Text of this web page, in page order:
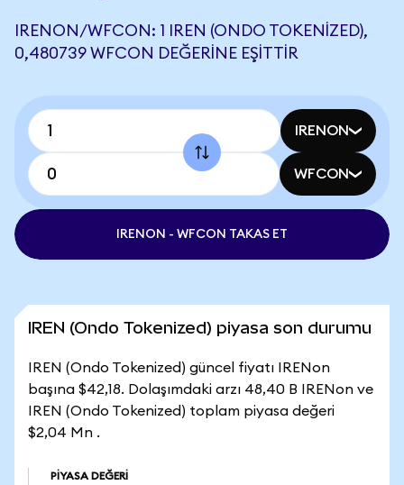
IRENON/WFCON: 1 IREN (ONDO TOKENIZED),
0,480739 WFCON DEĞERINE EŞITTIR
IRENON
WFCON
IRENON - WFCON TAKAS ET
IREN (Ondo Tokenized) piyasa son durumu
IREN (Ondo Tokenized) güncel fiyatı IRENon
başına $42,18. Dolaşımdaki arzı 48,40 B IRENon ve
IREN (Ondo Tokenized) toplam piyasa değeri
$2,04 Mn .
PIYASA DEĞERI